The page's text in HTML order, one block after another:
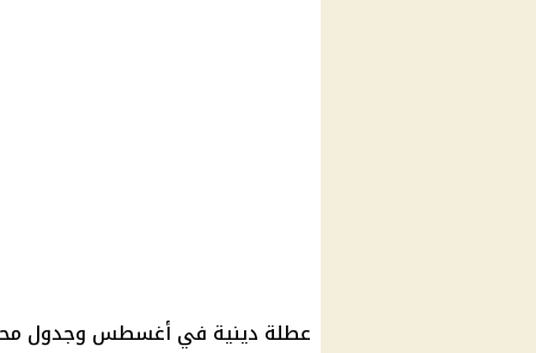
عطلة دينية في أغسطس وجدول